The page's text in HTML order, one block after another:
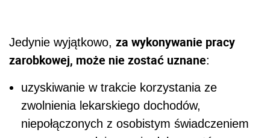
Jedynie wyjątkowo, za wykonywanie pracy
zarobkowej, może nie zostać uznane:
uzyskiwanie w trakcie korzystania ze
zwolnienia lekarskiego dochodów,
niepołączonych z osobistym świadczeniem